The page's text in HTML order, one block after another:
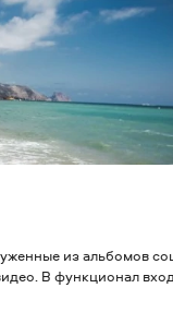
из альбомов
В функционал